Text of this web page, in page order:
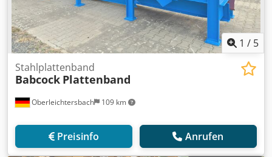
1 / 5
Oberleichtersbach 109 km
Stahlplattenband
Babcock Plattenband
Preisinfo Anrufen